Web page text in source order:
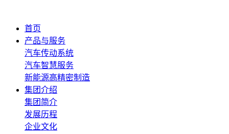
首页
产品与服务
汽车传动系统
汽车智慧服务
新能源高精密制造
集团介绍
集团简介
发展历程
企业文化